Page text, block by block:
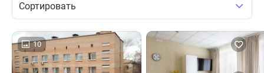
Сортировать
10